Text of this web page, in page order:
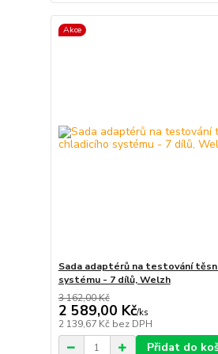
Akce
Sada adaptérů na testování
systému - 7 dílů, Welzh
3 162,00 Kč
2 589,00 Kč/ks
2 139,67 Kč bez DPH
Přidat do